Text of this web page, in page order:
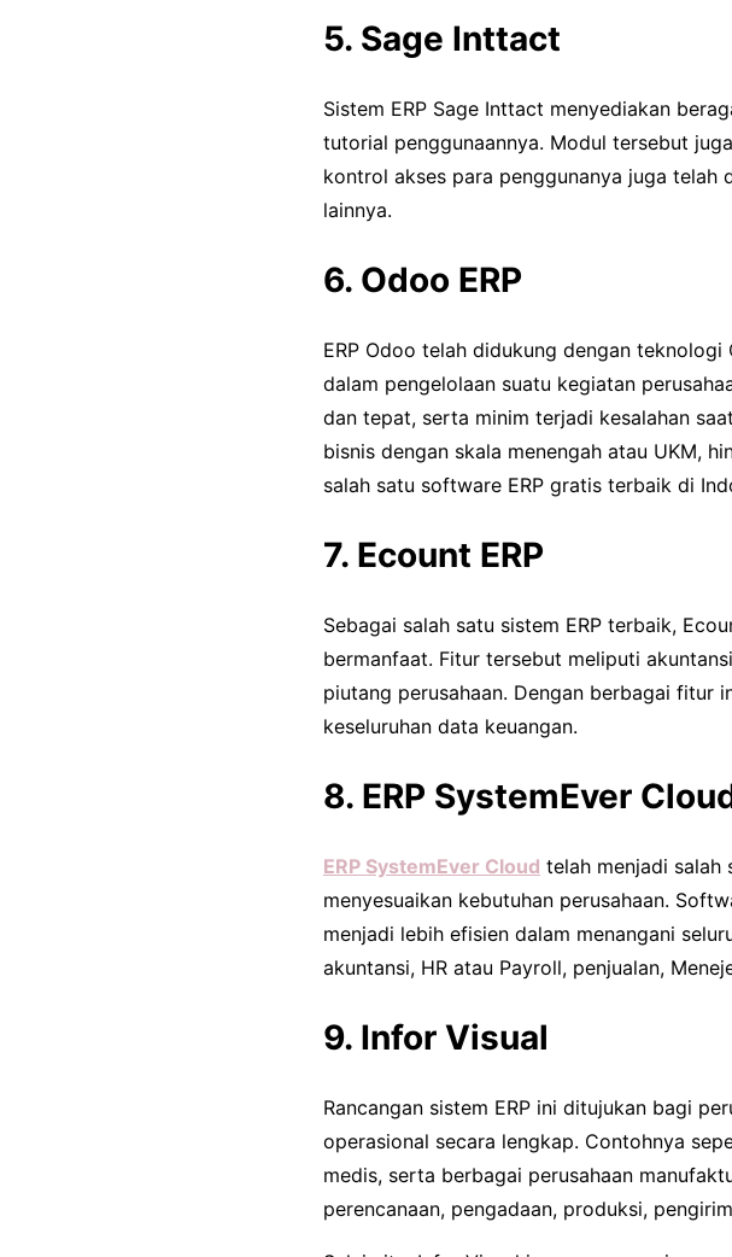
5. Sage Inttact
Sistem ERP Sage Inttact menyediakan
tutorial penggunaannya. Modul tersebut
kontrol akses para penggunanya juga telah
lainnya.
6. Odoo ERP
ERP Odoo telah didukung dengan
dalam pengelolaan suatu kegiatan
dan tepat, serta minim terjadi kesalahan
bisnis dengan skala menengah atau UKM,
salah satu software ERP gratis terbaik di
7. Ecount ERP
Sebagai salah satu sistem ERP terbaik,
bermanfaat. Fitur tersebut meliputi
piutang perusahaan. Dengan berbagai fitur
keseluruhan data keuangan.
8. ERP SystemEver
ERP SystemEver Cloud telah menjadi salah
menyesuaikan kebutuhan perusahaan.
menjadi lebih efisien dalam menangani
akuntansi, HR atau Payroll, penjualan,
9. Infor Visual
Rancangan sistem ERP ini ditujukan bagi
operasional secara lengkap. Contohnya
medis, serta berbagai perusahaan
perencanaan, pengadaan, produksi,